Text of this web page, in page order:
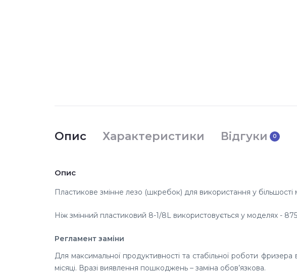
Опис Характеристики Відгуки 0
Опис
Пластикове змінне лезо (шкребок) для використання у
Ніж змінний пластиковий 8-1/8L використовується у моделях -
Регламент заміни
Для максимальної продуктивності та стабільної роботи
місяці. Вразі виявлення пошкоджень – заміна обов’язкова.